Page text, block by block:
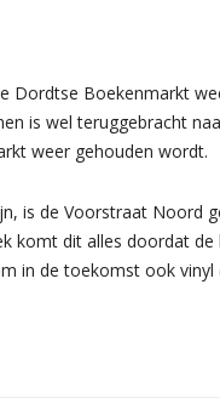
Dordtse Boekenmarkt
is wel teruggebracht
weer gehouden wordt.
is de Voorstraat Noord
komt dit alles doordat
in de toekomst ook vinyl